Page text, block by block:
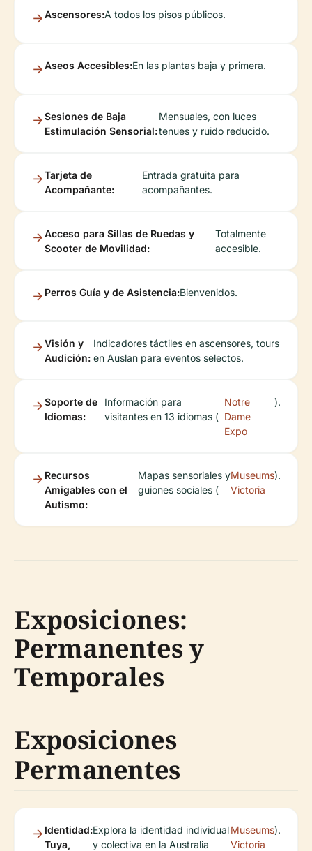
Ascensores:A todos los pisos públicos.
Aseos Accesibles:En las plantas baja y primera.
Sesiones de Baja
Estimulación Sensorial:
Mensuales, con luces
tenues y ruido reducido.
Tarjeta de
Acompañante:
Entrada gratuita para
acompañantes.
Acceso para Sillas de Ruedas y
Scooter de Movilidad:
Totalmente
accesible.
Perros Guía y de Asistencia:Bienvenidos.
Visión y
Audición:
Indicadores táctiles en ascensores, tours
en Auslan para eventos selectos.
Soporte de
Idiomas:
Información para
visitantes en 13 idiomas (
Notre
Dame
Expo
).
Recursos
Amigables con el
Autismo:
Mapas sensoriales y
guiones sociales (
Museums
Victoria
).
Exposiciones:
Permanentes y
Temporales
Exposiciones
Permanentes
Identidad:
Tuya,
Explora la identidad individual
y colectiva en la Australia
Museums
Victoria
).